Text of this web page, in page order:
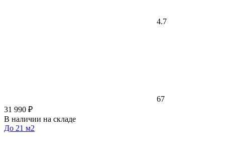
4.7
67
31 990 ₽
В наличии на складе
До 21 м2